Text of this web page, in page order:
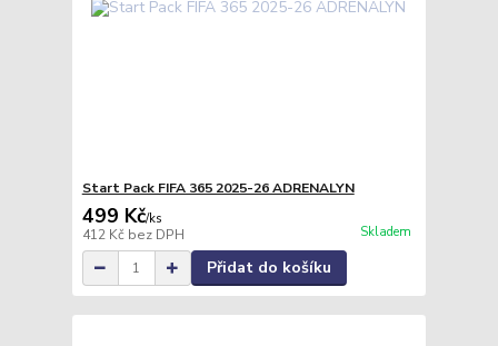
Start Pack FIFA 365 2025-26 ADRENALYN
499 Kč/ks
412 Kč bez DPH Skladem
Přidat do košíku